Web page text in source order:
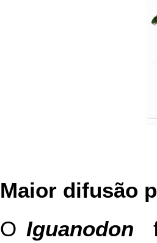
Maior difusão
O Iguanodon